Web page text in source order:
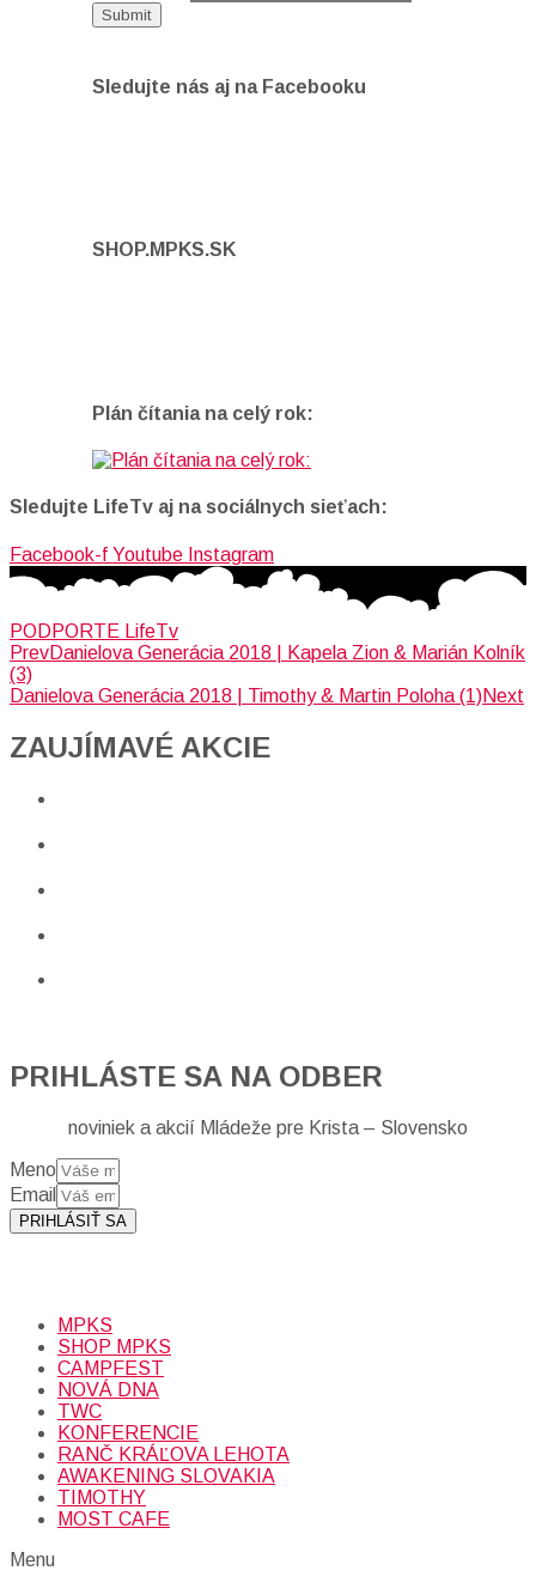
Sledujte nás aj na Facebooku
SHOP.MPKS.SK
Plán čítania na celý rok:
Sledujte LifeTv aj na sociálnych sieťach:
Facebook-f Youtube Instagram
PODPORTE LifeTv
PrevDanielova Generácia 2018 | Kapela Zion & Marián Kolník
(3)
Danielova Generácia 2018 | Timothy & Martin Poloha (1)Next
ZAUJÍMAVÉ AKCIE​
PRIHLÁSTE SA NA ODBER
noviniek a akcií Mládeže pre Krista – Slovensko
Meno
Email
PRIHLÁSIŤ SA
MPKS
SHOP MPKS
CAMPFEST
NOVÁ DNA
TWC
KONFERENCIE
RANČ KRÁĽOVA LEHOTA
AWAKENING SLOVAKIA
TIMOTHY
MOST CAFE
Menu